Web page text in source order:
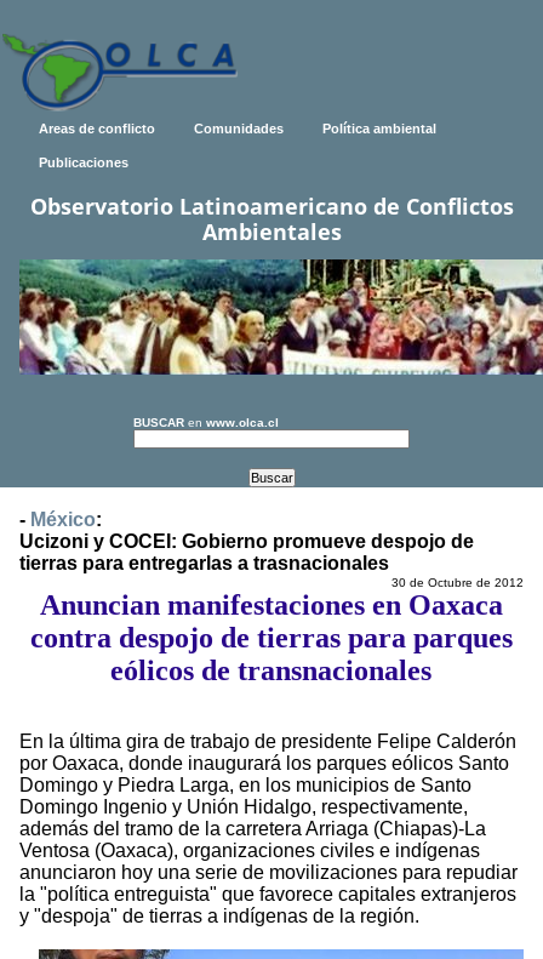
Areas de conflicto Comunidades Política ambiental
Publicaciones
Observatorio Latinoamericano de Conflictos
Ambientales
BUSCAR en www.olca.cl
- México:
Ucizoni y COCEI: Gobierno promueve despojo de
tierras para entregarlas a trasnacionales
30 de Octubre de 2012
Anuncian manifestaciones en Oaxaca
contra despojo de tierras para parques
eólicos de transnacionales
En la última gira de trabajo de presidente Felipe Calderón
por Oaxaca, donde inaugurará los parques eólicos Santo
Domingo y Piedra Larga, en los municipios de Santo
Domingo Ingenio y Unión Hidalgo, respectivamente,
además del tramo de la carretera Arriaga (Chiapas)-La
Ventosa (Oaxaca), organizaciones civiles e indígenas
anunciaron hoy una serie de movilizaciones para repudiar
la "política entreguista" que favorece capitales extranjeros
y "despoja" de tierras a indígenas de la región.